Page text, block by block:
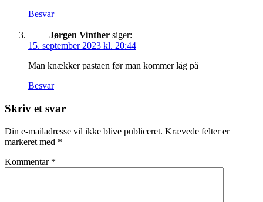
Besvar
Jørgen Vinther siger:
15. september 2023 kl. 20:44
Man knækker pastaen før man kommer låg på
Besvar
Skriv et svar
Din e-mailadresse vil ikke blive publiceret. Krævede felter er
markeret med *
Kommentar *